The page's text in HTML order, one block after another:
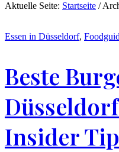
Aktuelle Seite: Startseite /
Essen in Düsseldorf,
Beste
Insider